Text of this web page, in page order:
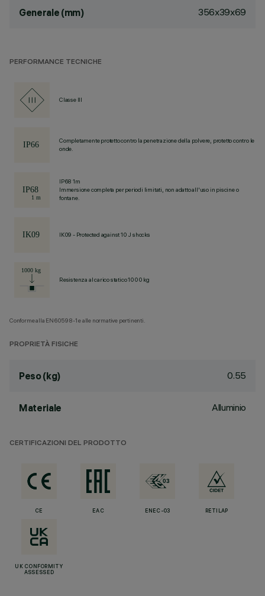
Generale (mm) 356x39x69
PERFORMANCE TECNICHE
Classe III
Completamente protetto contro la penetrazione della polvere, protetto contro le
onde.
IP68 1m
Immersione completa per periodi limitati, non adatto all'uso in piscine o
fontane.
IK09 - Protected against 10 J shocks
Resistenza al carico statico 1000 kg
Conforme alla EN60598-1 e alle normative pertinenti.
PROPRIETÀ FISICHE
Peso (kg) 0.55
Materiale Alluminio
CERTIFICAZIONI DEL PRODOTTO
CE EAC ENEC-03 RETILAP
UK CONFORMITY
ASSESSED